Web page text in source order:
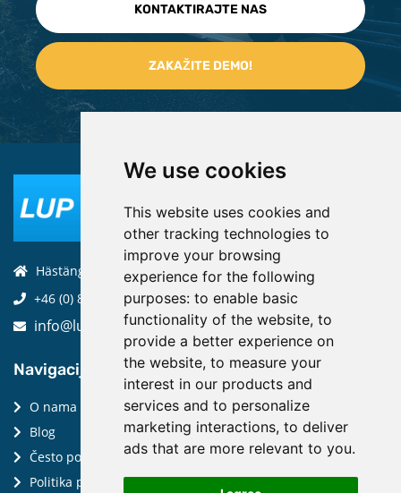
We use cookies
This website uses cookies and
other tracking technologies to
improve your browsing
experience for the following
purposes: to enable basic
functionality of the website, to
provide a better experience on
the website, to measure your
interest in our products and
services and to personalize
marketing interactions, to deliver
ads that are more relevant to you.
KONTAKTIRAJTE NAS
Hästängsuddsvägen 19, 184 94, Åkersberga
+46 (0) 8-970 970
info@luptechnologies.com
Navigacija:
O nama
Blog
Često postavljana pitanja
Politika privatnosti